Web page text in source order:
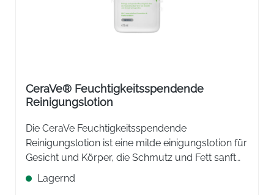
CeraVe® Feuchtigkeitsspendende
Reinigungslotion
Die CeraVe Feuchtigkeitsspendende
Reinigungslotion ist eine milde einigungslotion für
Gesicht und Körper, die Schmutz und Fett sanft
entfernt und gleichzeitig die Hautfeuchtigkeit
erhält und die Hautschutzbarriere stärkt. Nicht
Lagernd